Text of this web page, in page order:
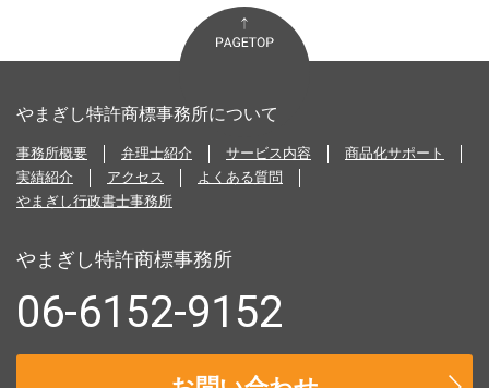
やまぎし特許商標事務所について
事務所概要 弁理士紹介 サービス内容
商品化サポート
実績紹介
アクセス
よくある質問
やまぎし行政書士事務所
やまぎし特許商標事務所
06-6152-9152